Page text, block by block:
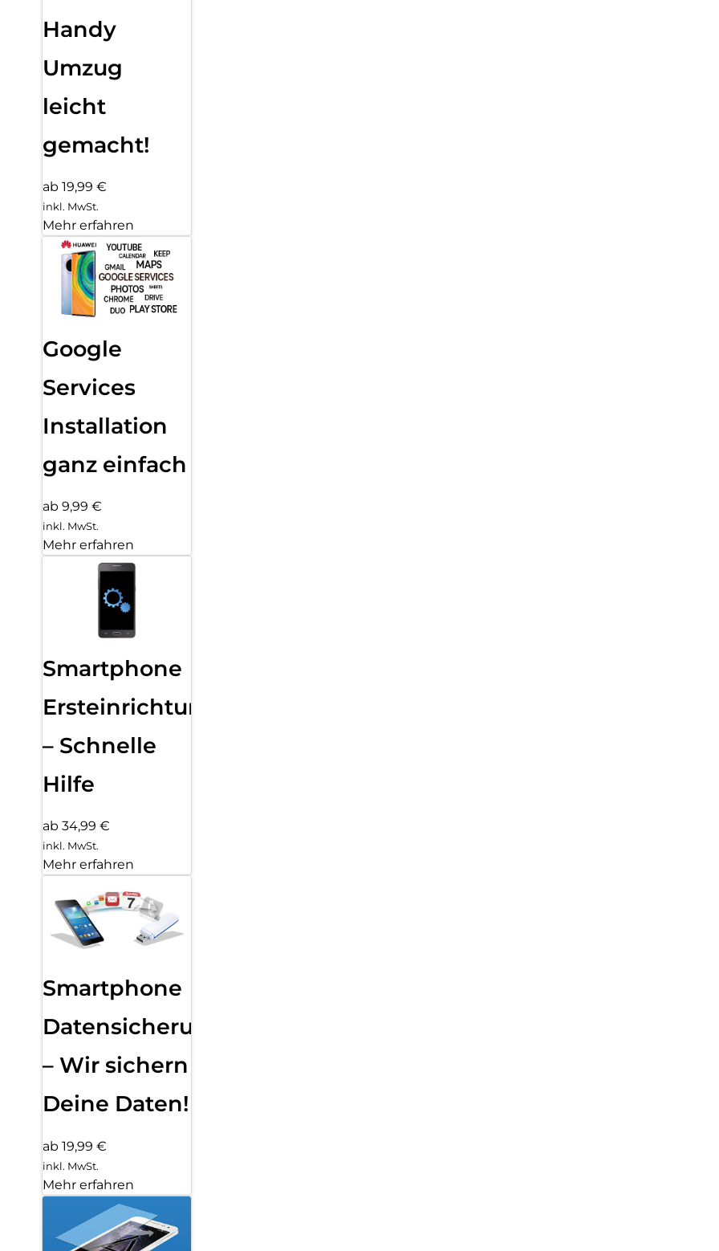
Handy
Umzug
leicht
gemacht!
ab 19,99 €
inkl. MwSt.
Mehr erfahren
Google
Services
Installation
ganz einfach
ab 9,99 €
inkl. MwSt.
Mehr erfahren
Smartphone
Ersteinrichtung
– Schnelle
Hilfe
ab 34,99 €
inkl. MwSt.
Mehr erfahren
Smartphone
Datensicherung
– Wir sichern
Deine Daten!
ab 19,99 €
inkl. MwSt.
Mehr erfahren